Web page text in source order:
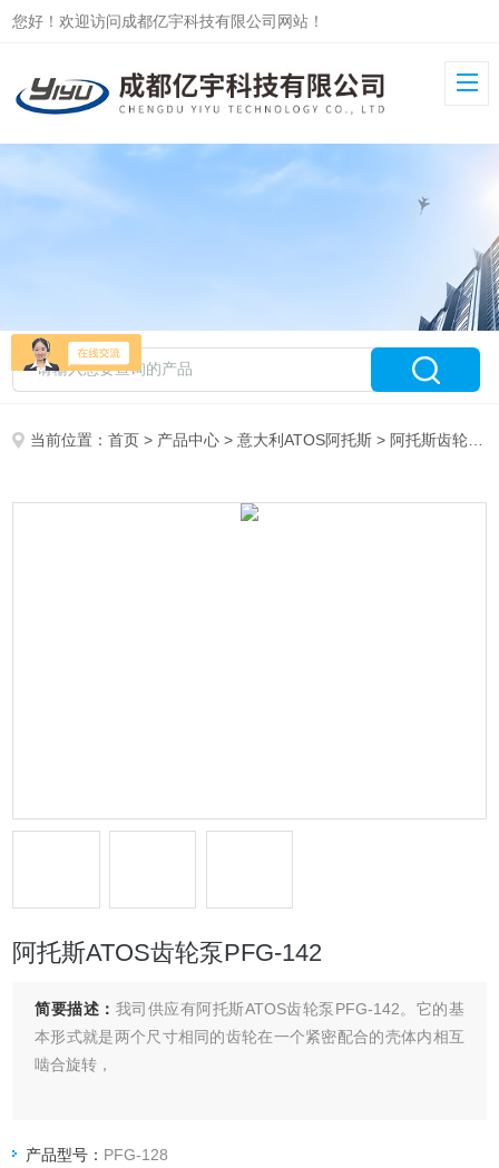
您好！欢迎访问成都亿宇科技有限公司网站！
当前位置：首页 > 产品中心 >意大利ATOS阿托斯 > 阿托斯齿轮泵PFG
阿托斯ATOS齿轮泵PFG-142
简要描述： 我司供应有阿托斯ATOS齿轮泵PFG-142。它的基
本形式就是两个尺寸相同的齿轮在一个紧密配合的壳体内相互
啮合旋转，
产品型号： PFG-128